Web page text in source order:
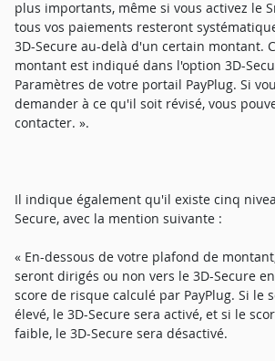
plus importants, même si vous activez le
tous vos paiements resteront
3D-Secure au-delà d'un certain montant.
montant est indiqué dans l'option 3D-
Paramètres de votre portail PayPlug. Si
demander à ce qu'il soit révisé, vous
contacter. ».
Il indique également qu'il existe cinq
Secure, avec la mention suivante :
« En-dessous de votre plafond de
seront dirigés ou non vers le 3D-Secure
score de risque calculé par PayPlug. Si le
élevé, le 3D-Secure sera activé, et si le
faible, le 3D-Secure sera désactivé.